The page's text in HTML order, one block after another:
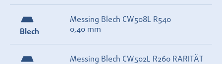
Blech
Messing Blech CW508L R540
0,40 mm
Messing Blech CW502L R260 RARITÄT